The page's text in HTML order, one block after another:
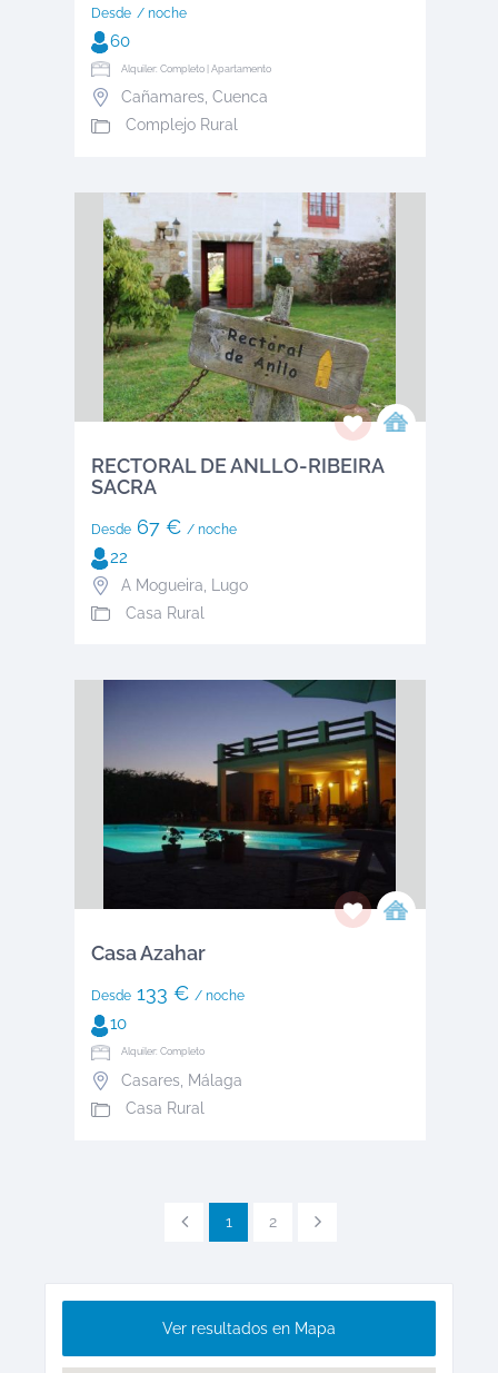
Desde / noche
60
Alquiler: Completo | Apartamento
Cañamares, Cuenca
Complejo Rural
RECTORAL DE ANLLO-RIBEIRA
SACRA
Desde67 € / noche
22
A Mogueira
Lugo
Casa Rural
Casa Azahar
Desde133 € / noche
10
Alquiler: Completo
Casares, Málaga
Casa Rural
1 2
Ver resultados en Mapa